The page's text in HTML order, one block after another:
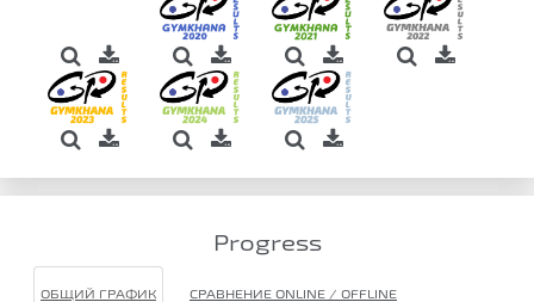
Progress
ОБЩИЙ ГРАФИК СРАВНЕНИЕ ONLINE / OFFLINE